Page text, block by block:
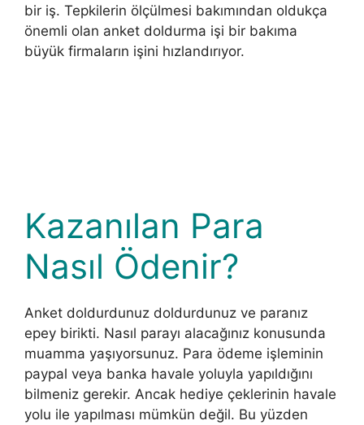
bir iş. Tepkilerin ölçülmesi bakımından oldukça
önemli olan anket doldurma işi bir bakıma
büyük firmaların işini hızlandırıyor.
Kazanılan Para
Nasıl Ödenir?
Anket doldurdunuz doldurdunuz ve paranız
epey birikti. Nasıl parayı alacağınız konusunda
muamma yaşıyorsunuz. Para ödeme işleminin
paypal veya banka havale yoluyla yapıldığını
bilmeniz gerekir. Ancak hediye çeklerinin havale
yolu ile yapılması mümkün değil. Bu yüzden